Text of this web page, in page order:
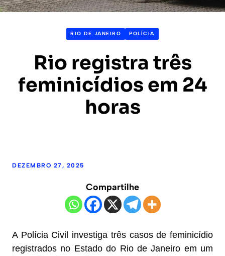
RIO DE JANEIRO POLÍCIA
Rio registra três
feminicídios em 24
horas
DEZEMBRO 27, 2025
Compartilhe
A Polícia Civil investiga três casos de feminicídio
registrados no Estado do Rio de Janeiro em um